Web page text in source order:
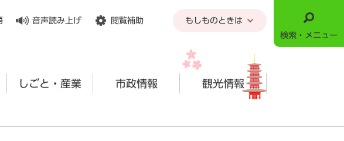
音声読み上げ 閲覧補助 もしものときは
しごと・産業 市政情報 観光情報
検索・メニュー